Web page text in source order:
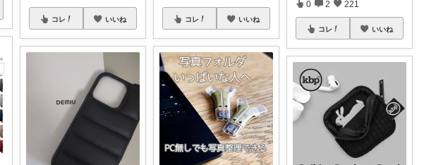
コレ いいね コレ いいね
0 2 221
コレ いいね